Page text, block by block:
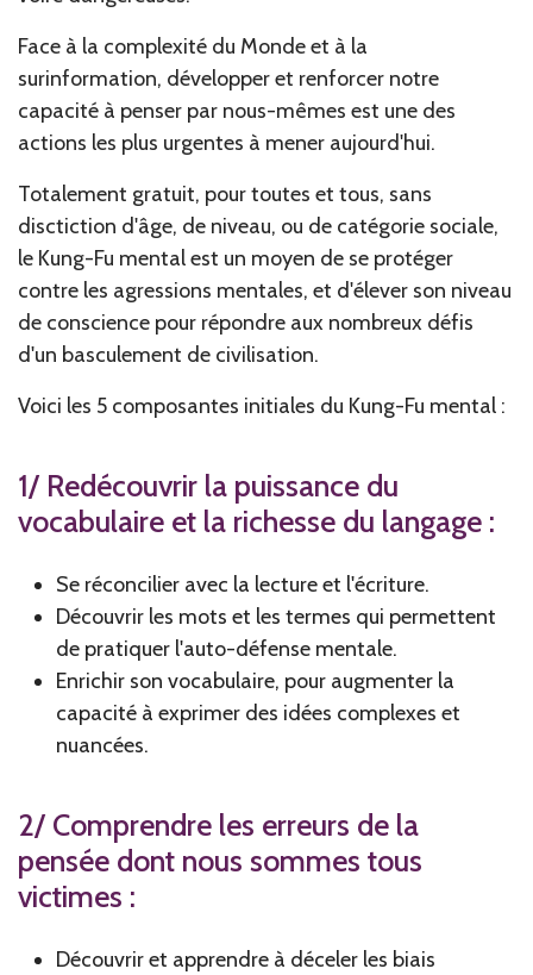
Face à la complexité du Monde et à la
surinformation, développer et renforcer notre
capacité à penser par nous-mêmes est une des
actions les plus urgentes à mener aujourd'hui.
Totalement gratuit, pour toutes et tous, sans
disctiction d'âge, de niveau, ou de catégorie sociale,
le Kung-Fu mental est un moyen de se protéger
contre les agressions mentales, et d'élever son niveau
de conscience pour répondre aux nombreux défis
d'un basculement de civilisation.
Voici les 5 composantes initiales du Kung-Fu mental :
1/ Redécouvrir la puissance du
vocabulaire et la richesse du langage :
Se réconcilier avec la lecture et l'écriture.
Découvrir les mots et les termes qui permettent
de pratiquer l'auto-défense mentale.
Enrichir son vocabulaire, pour augmenter la
capacité à exprimer des idées complexes et
nuancées.
2/ Comprendre les erreurs de la
pensée dont nous sommes tous
victimes :
Découvrir et apprendre à déceler les biais